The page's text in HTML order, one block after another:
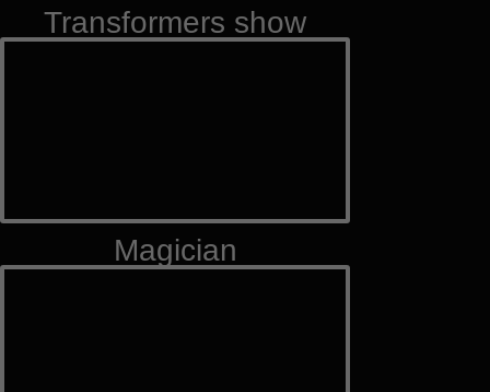
Transformers show
Magician